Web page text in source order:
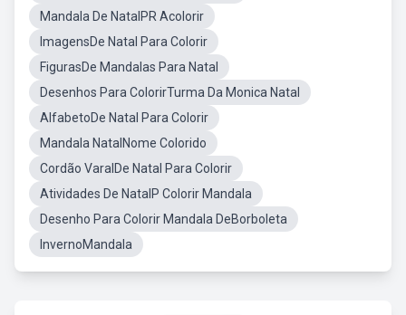
Mandala De NatalPR Acolorir
ImagensDe Natal Para Colorir
FigurasDe Mandalas Para Natal
Desenhos Para ColorirTurma Da Monica Natal
AlfabetoDe Natal Para Colorir
Mandala NatalNome Colorido
Cordão VaralDe Natal Para Colorir
Atividades De NatalP Colorir Mandala
Desenho Para Colorir Mandala DeBorboleta
InvernoMandala